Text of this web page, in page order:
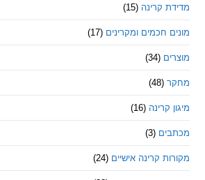
קרינה (15)
חכמים ומקרינים (17)
(16)
קרינה אישיים (24)